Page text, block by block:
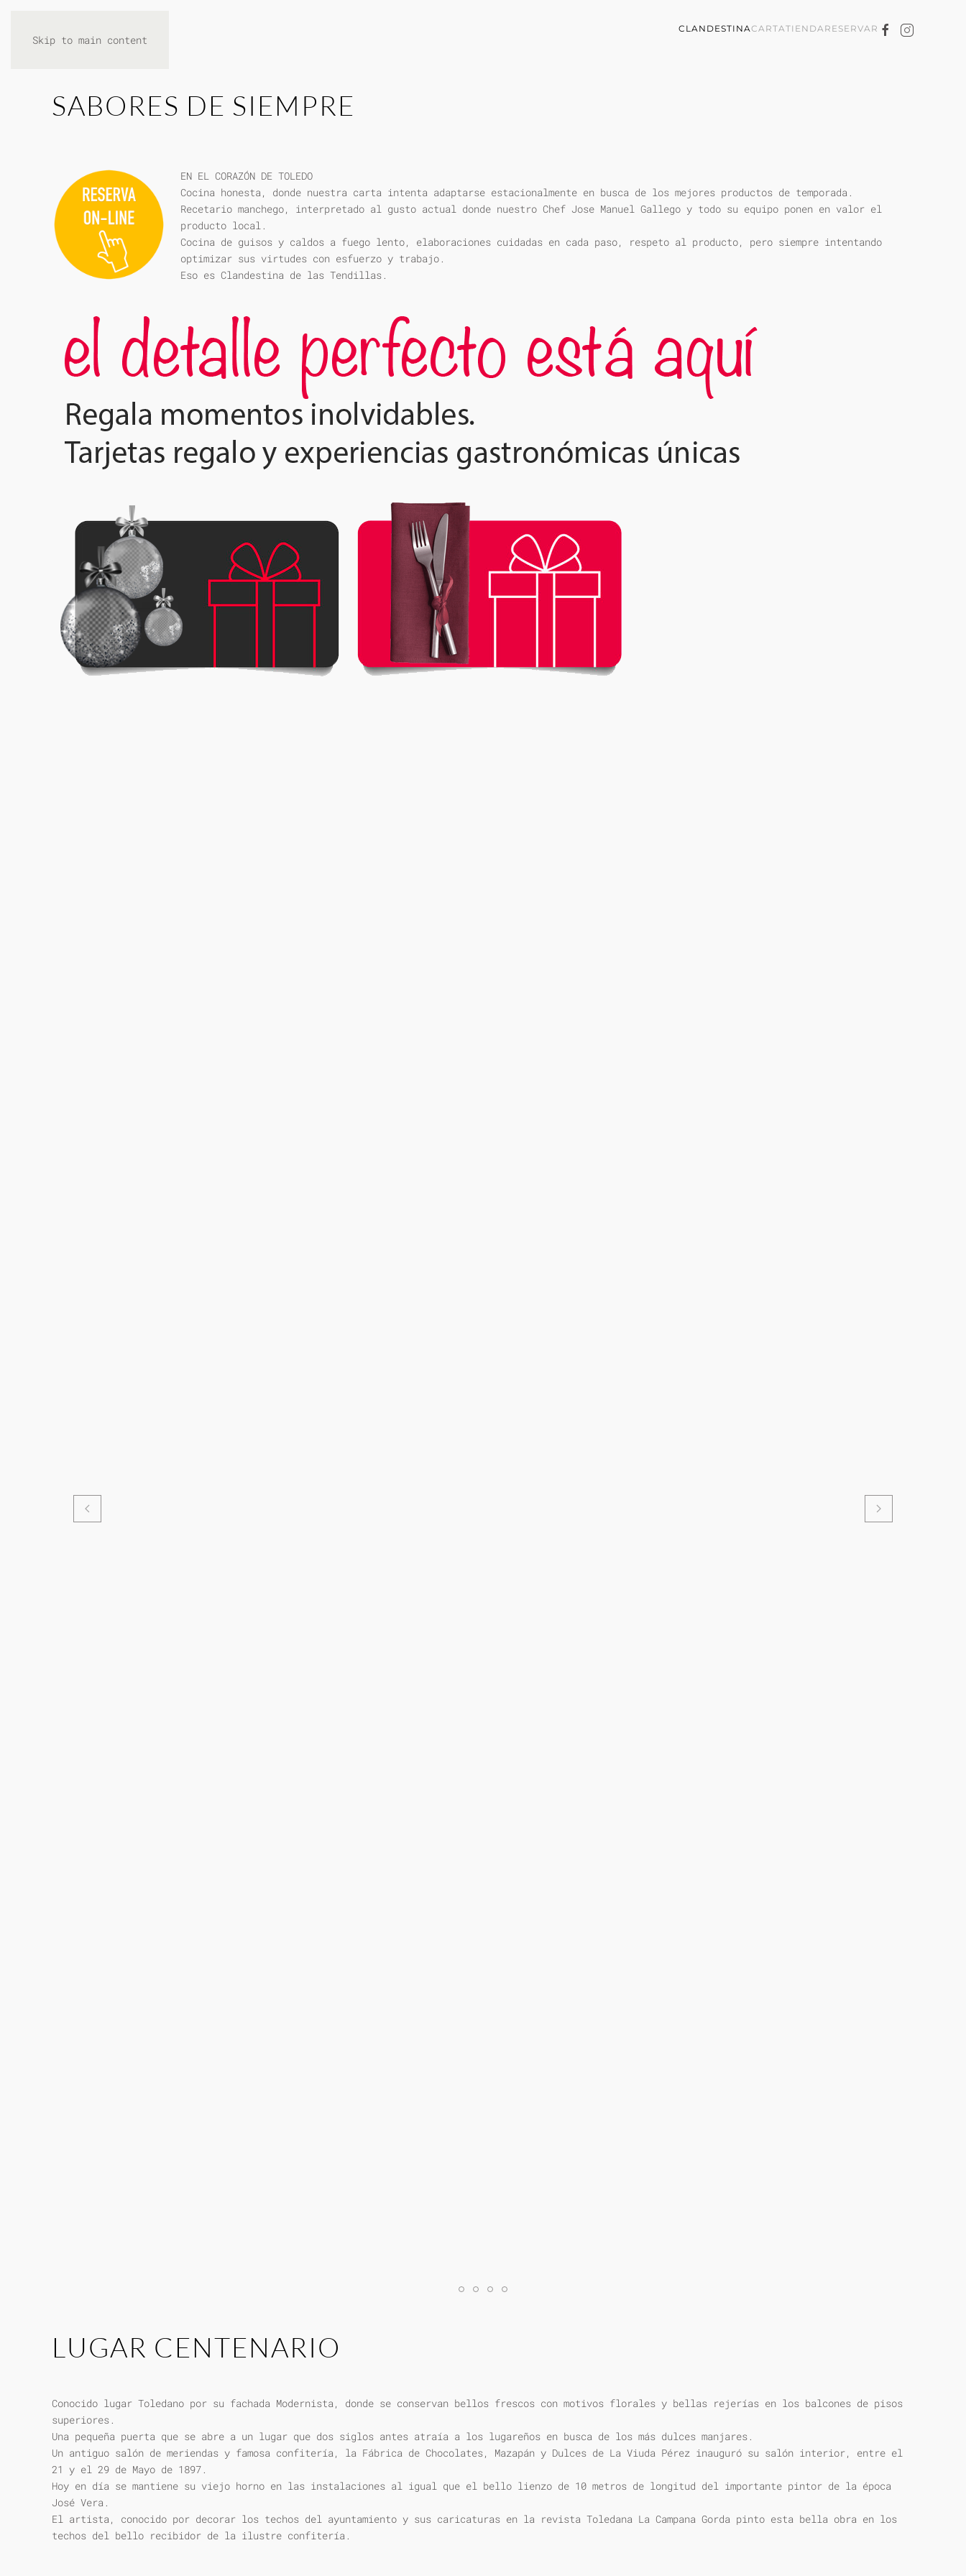
Skip to main content
CLANDESTINACARTATIENDARESERVAR
SABORES DE SIEMPRE
EN EL CORAZÓN DE TOLEDO
Cocina honesta, donde nuestra carta intenta adaptarse estacionalmente en busca de los mejores productos de temporada.
Recetario manchego, interpretado al gusto actual donde nuestro Chef Jose Manuel Gallego y todo su equipo ponen en valor el
producto local.
Cocina de guisos y caldos a fuego lento, elaboraciones cuidadas en cada paso, respeto al producto, pero siempre intentando
optimizar sus virtudes con esfuerzo y trabajo.
Eso es Clandestina de las Tendillas.
LUGAR CENTENARIO
Conocido lugar Toledano por su fachada Modernista, donde se conservan bellos frescos con motivos florales y bellas rejerías en los balcones de pisos
superiores.
Una pequeña puerta que se abre a un lugar que dos siglos antes atraía a los lugareños en busca de los más dulces manjares.
Un antiguo salón de meriendas y famosa confitería, la Fábrica de Chocolates, Mazapán y Dulces de La Viuda Pérez inauguró su salón interior, entre el
21 y el 29 de Mayo de 1897.
Hoy en día se mantiene su viejo horno en las instalaciones al igual que el bello lienzo de 10 metros de longitud del importante pintor de la época
José Vera.
El artista, conocido por decorar los techos del ayuntamiento y sus caricaturas en la revista Toledana La Campana Gorda pinto esta bella obra en los
techos del bello recibidor de la ilustre confitería.